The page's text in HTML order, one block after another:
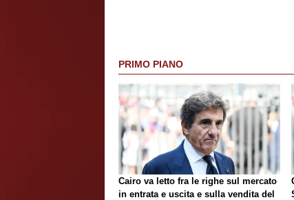
PRIMO PIANO
Cairo va letto fra le righe sul mercato
in entrata e uscita e sulla vendita del